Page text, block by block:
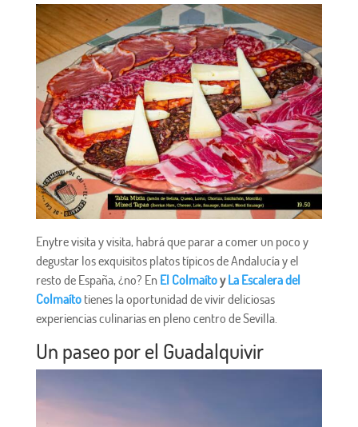
Enytre visita y visita, habrá que parar a comer un poco y
degustar los exquisitos platos típicos de Andalucía y el
resto de España, ¿no? En El ColmaítoyLa Escalera del
Colmaítotienes la oportunidad de vivir deliciosas
experiencias culinarias en pleno centro de Sevilla.
Un paseo por el Guadalquivir